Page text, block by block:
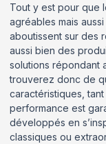
Tout y est pour que
agréables mais
aboutissent sur des
aussi bien des
solutions répondant
trouverez donc de
caractéristiques,
performance est
développés en
classiques ou